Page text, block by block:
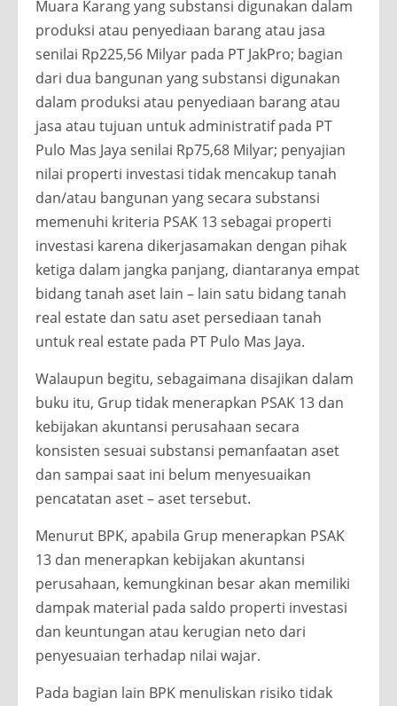
Muara Karang yang substansi digunakan dalam
produksi atau penyediaan barang atau jasa
senilai Rp225,56 Milyar pada PT JakPro; bagian
dari dua bangunan yang substansi digunakan
dalam produksi atau penyediaan barang atau
jasa atau tujuan untuk administratif pada PT
Pulo Mas Jaya senilai Rp75,68 Milyar; penyajian
nilai properti investasi tidak mencakup tanah
dan/atau bangunan yang secara substansi
memenuhi kriteria PSAK 13 sebagai properti
investasi karena dikerjasamakan dengan pihak
ketiga dalam jangka panjang, diantaranya empat
bidang tanah aset lain – lain satu bidang tanah
real estate dan satu aset persediaan tanah
untuk real estate pada PT Pulo Mas Jaya.
Walaupun begitu, sebagaimana disajikan dalam
buku itu, Grup tidak menerapkan PSAK 13 dan
kebijakan akuntansi perusahaan secara
konsisten sesuai substansi pemanfaatan aset
dan sampai saat ini belum menyesuaikan
pencatatan aset – aset tersebut.
Menurut BPK, apabila Grup menerapkan PSAK
13 dan menerapkan kebijakan akuntansi
perusahaan, kemungkinan besar akan memiliki
dampak material pada saldo properti investasi
dan keuntungan atau kerugian neto dari
penyesuaian terhadap nilai wajar.
Pada bagian lain BPK menuliskan risiko tidak